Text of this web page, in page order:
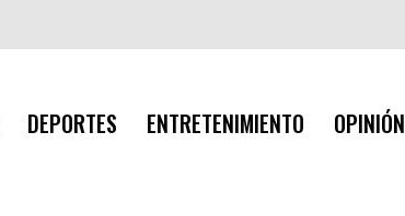
DEPORTES ENTRETENIMIENTO OPINIÓN